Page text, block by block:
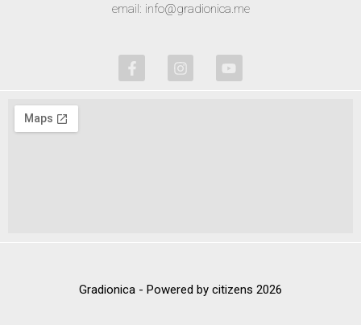
email: info@gradionica.me
Gradionica - Powered by citizens 2026